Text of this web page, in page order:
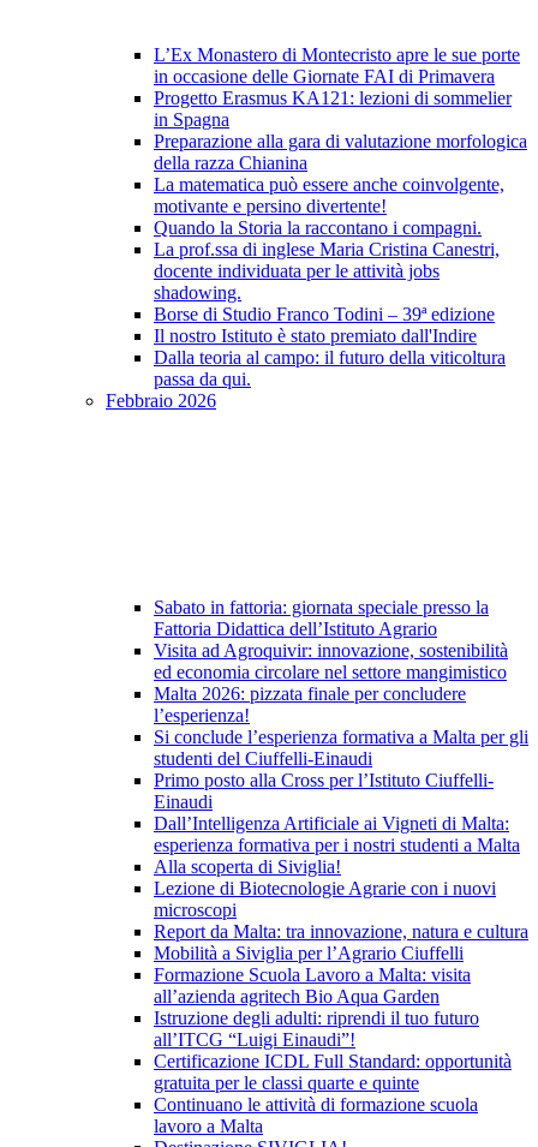
L’Ex Monastero di Montecristo apre le sue porte
in occasione delle Giornate FAI di Primavera
Progetto Erasmus KA121: lezioni di sommelier
in Spagna
Preparazione alla gara di valutazione morfologica
della razza Chianina
La matematica può essere anche coinvolgente,
motivante e persino divertente!
Quando la Storia la raccontano i compagni.
La prof.ssa di inglese Maria Cristina Canestri,
docente individuata per le attività jobs
shadowing.
Borse di Studio Franco Todini – 39ª edizione
Il nostro Istituto è stato premiato dall'Indire
Dalla teoria al campo: il futuro della viticoltura
passa da qui.
Febbraio 2026
Sabato in fattoria: giornata speciale presso la
Fattoria Didattica dell’Istituto Agrario
Visita ad Agroquivir: innovazione, sostenibilità
ed economia circolare nel settore mangimistico
Malta 2026: pizzata finale per concludere
l’esperienza!
Si conclude l’esperienza formativa a Malta per gli
studenti del Ciuffelli-Einaudi
Primo posto alla Cross per l’Istituto Ciuffelli-
Einaudi
Dall’Intelligenza Artificiale ai Vigneti di Malta:
esperienza formativa per i nostri studenti a Malta
Alla scoperta di Siviglia!
Lezione di Biotecnologie Agrarie con i nuovi
microscopi
Report da Malta: tra innovazione, natura e cultura
Mobilità a Siviglia per l’Agrario Ciuffelli
Formazione Scuola Lavoro a Malta: visita
all’azienda agritech Bio Aqua Garden
Istruzione degli adulti: riprendi il tuo futuro
all’ITCG “Luigi Einaudi”!
Certificazione ICDL Full Standard: opportunità
gratuita per le classi quarte e quinte
Continuano le attività di formazione scuola
lavoro a Malta